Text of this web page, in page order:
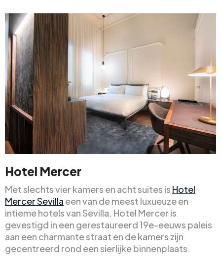
Hotel Mercer
Met slechts vier kamers en acht suites is Hotel
Mercer Sevilla een van de meest luxueuze en
intieme hotels van Sevilla. Hotel Mercer is
gevestigd in een gerestaureerd 19e-eeuws paleis
aan een charmante straat en de kamers zijn
gecentreerd rond een sierlijke binnenplaats.